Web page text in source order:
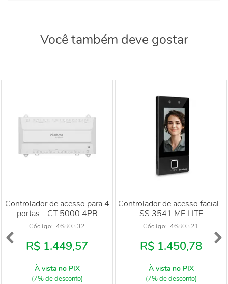
Você também deve gostar
Controlador de acesso para 4
portas - CT 5000 4PB
Código: 4680332
R$ 1.449,57
À vista no PIX
(7% de desconto)
Controlador de acesso facial -
SS 3541 MF LITE
Código: 4680321
R$ 1.450,78
À vista no PIX
(7% de desconto)